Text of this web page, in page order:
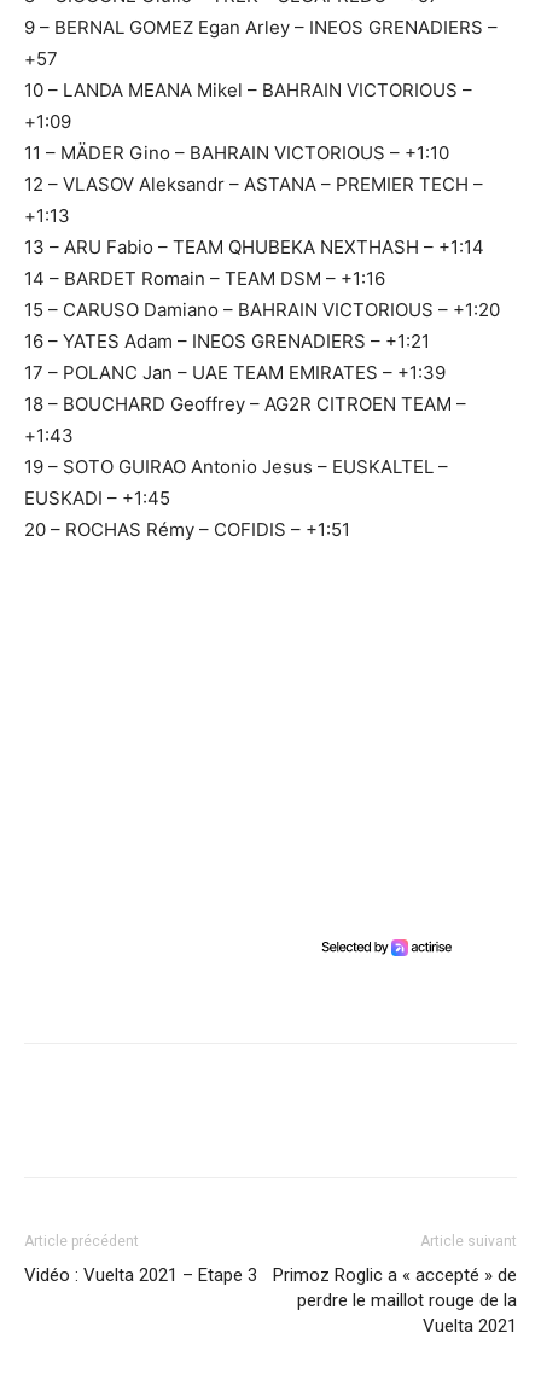
9 – BERNAL GOMEZ Egan Arley – INEOS GRENADIERS –
+57
10 – LANDA MEANA Mikel – BAHRAIN VICTORIOUS –
+1:09
11 – MÄDER Gino – BAHRAIN VICTORIOUS – +1:10
12 – VLASOV Aleksandr – ASTANA – PREMIER TECH –
+1:13
13 – ARU Fabio – TEAM QHUBEKA NEXTHASH – +1:14
14 – BARDET Romain – TEAM DSM – +1:16
15 – CARUSO Damiano – BAHRAIN VICTORIOUS – +1:20
16 – YATES Adam – INEOS GRENADIERS – +1:21
17 – POLANC Jan – UAE TEAM EMIRATES – +1:39
18 – BOUCHARD Geoffrey – AG2R CITROEN TEAM –
+1:43
19 – SOTO GUIRAO Antonio Jesus – EUSKALTEL –
EUSKADI – +1:45
20 – ROCHAS Rémy – COFIDIS – +1:51
Article précédent
Vidéo : Vuelta 2021 – Etape 3
Article suivant
Primoz Roglic a « accepté » de
perdre le maillot rouge de la
Vuelta 2021